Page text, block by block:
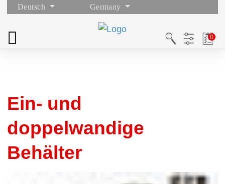
Deutsch Germany
Ein- und
doppelwandige
Behälter